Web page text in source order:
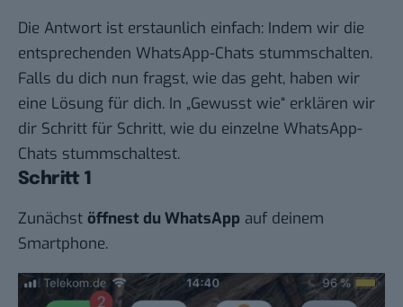
Die Antwort ist erstaunlich einfach: Indem wir die
entsprechenden WhatsApp-Chats stummschalten.
Falls du dich nun fragst, wie das geht, haben wir
eine Lösung für dich. In „Gewusst wie“ erklären wir
dir Schritt für Schritt, wie du einzelne WhatsApp-
Chats stummschaltest.
Schritt 1
Zunächst öffnest du WhatsApp auf deinem
Smartphone.